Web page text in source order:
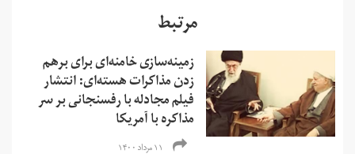
مرتبط
زمینه‌سازی خامنه‌ای برای برهم
زدن مذاکرات هسته‌ای: انتشار
فیلم مجادله با رفسنجانی بر سر
مذاکره با آمریکا
۱۱ مرداد ۱۴۰۰